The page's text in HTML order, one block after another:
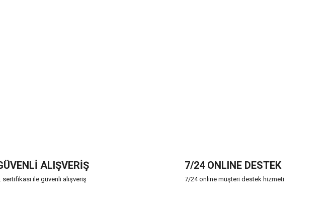
ALIŞVERİŞ
sertifikası ile güvenli alışveriş
7/24 ONLINE DESTEK
7/24 online müşteri destek hizmeti